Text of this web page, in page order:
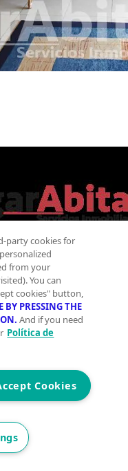
URBANIZACIÓN
un hogar
party cookies for
from your
You can
cookies" button,
BY PRESSING THE
And if you need
Política de
Cookies